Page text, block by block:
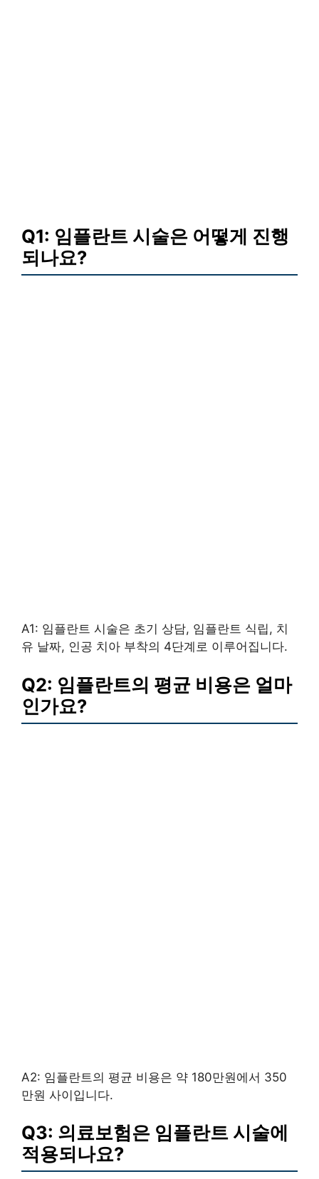
Q1: 임플란트 시술은 어떻게 진행
되나요?
A1: 임플란트 시술은 초기 상담, 임플란트 식립, 치
유 날짜, 인공 치아 부착의 4단계로 이루어집니다.
Q2: 임플란트의 평균 비용은 얼마
인가요?
A2: 임플란트의 평균 비용은 약 180만원에서 350
만원 사이입니다.
Q3: 의료보험은 임플란트 시술에
적용되나요?